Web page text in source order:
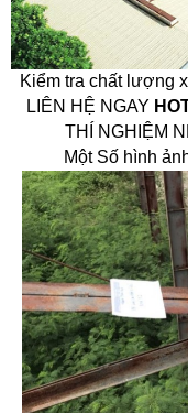
Kiểm tra chất lượng
LIÊN HỆ NGAY
THÍ NGHIỆM
Một Số hình